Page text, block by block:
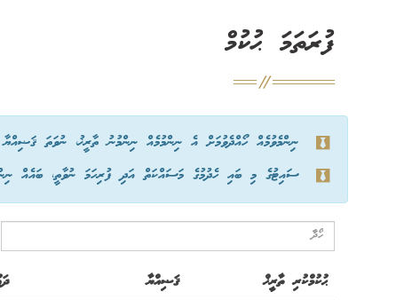
ފުރަތަމަ ޙުކުމް
ނިންމެވުމެއް ހޯއްދެވުމަށް އެ ނިންމުމެއް ނިންމުނު ތާރީޚު، ނުވަތަ
ސައިޓުގެ މި ބައި ހެދުމުގެ މަސައްކަތް އަދި ފުރިހަމަ ނުވާތީ، ބައެއް
ޙުކުމްކުރި ތާރީޚް ޤަޟިއްޔާ